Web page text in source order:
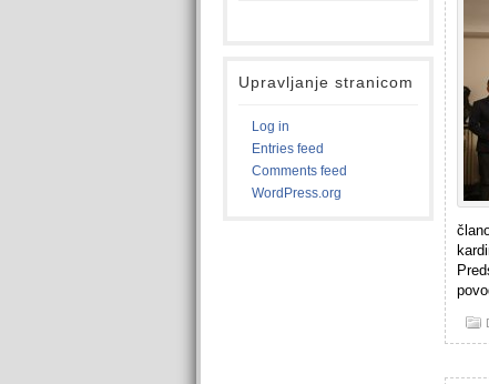
Upravljanje stranicom
Log in
Entries feed
Comments feed
WordPress.org